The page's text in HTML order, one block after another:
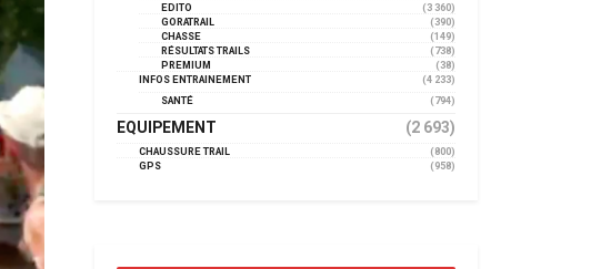
EDITO
(3 360)
GORATRAIL
(390)
CHASSE
(149)
RÉSULTATS TRAILS
(738)
PREMIUM
(38)
INFOS ENTRAINEMENT
(4 233)
SANTÉ
(794)
EQUIPEMENT (2 693)
CHAUSSURE TRAIL
(800)
GPS
(958)